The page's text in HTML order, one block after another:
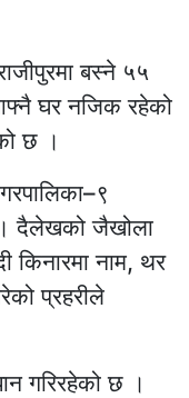
बस्ने ५५
घर नजिक रहेको
छ ।
। दैलेखको जैखोला
किनारमा नाम, थर
प्रहरीले
गरिरहेको छ ।